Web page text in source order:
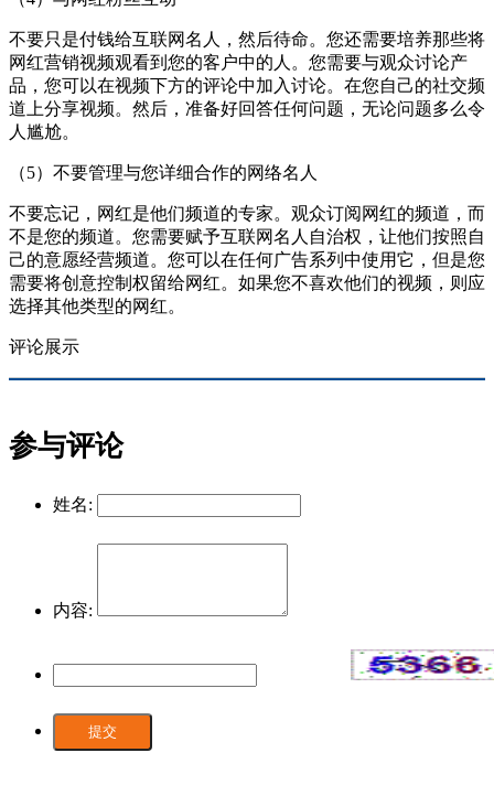
不要只是付钱给互联网名人，然后待命。您还需要培养那些将
网红营销视频观看到您的客户中的人。 您需要与观众讨论产
品，您可以在视频下方的评论中加入讨论。在您自己的社交频
道上分享视频。然后，准备好回答任何问题，无论问题多么令
人尴尬。
（5）不要管理与您详细合作的网络名人
不要忘记，网红是他们频道的专家。观众订阅网红的频道，而
不是您的频道。您需要赋予互联网名人自治权，让他们按照自
己的意愿经营频道。您可以在任何广告系列中使用它，但是您
需要将创意控制权留给网红。如果您不喜欢他们的视频，则应
选择其他类型的网红。
评论展示
参与评论
姓名:
内容:
提交